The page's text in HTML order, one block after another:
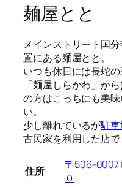
麺屋とと
メインストリート国
置にある麺屋とと。
いつも休日には長蛇
「麺屋しらかわ」か
の方はこっちにも美
い。
少し離れているが駐
古民家を利用した店で
住所
〒506-0007
０